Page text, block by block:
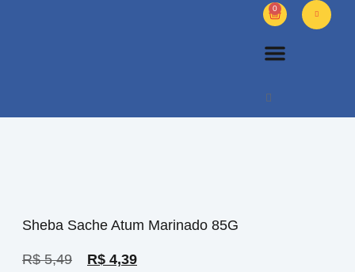
0
Sheba Sache Atum Marinado 85G
R$5,49 R$ 4,39